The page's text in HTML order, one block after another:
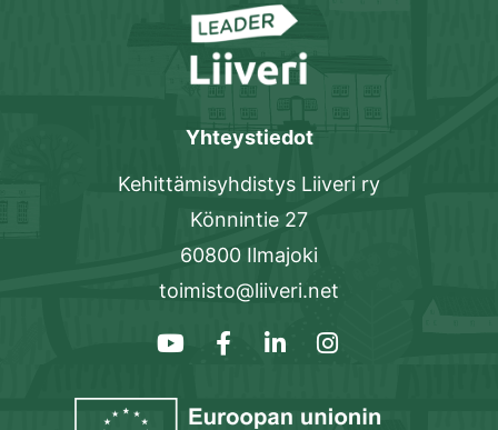
Yhteystiedot
Kehittämisyhdistys Liiveri ry
Könnintie 27
60800 Ilmajoki
toimisto@liiveri.net